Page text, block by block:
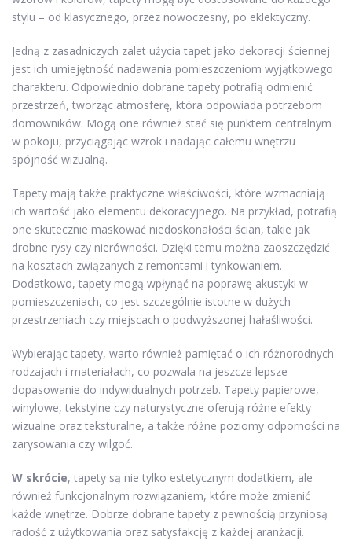
stylu – od klasycznego, przez nowoczesny, po eklektyczny.
Jedną z zasadniczych zalet użycia tapet jako dekoracji ściennej
jest ich umiejętność nadawania pomieszczeniom wyjątkowego
charakteru. Odpowiednio dobrane tapety potrafią odmienić
przestrzeń, tworząc atmosferę, która odpowiada potrzebom
domowników. Mogą one również stać się punktem centralnym
w pokoju, przyciągając wzrok i nadając całemu wnętrzu
spójność wizualną.
Tapety mają także praktyczne właściwości, które wzmacniają
ich wartość jako elementu dekoracyjnego. Na przykład, potrafią
one skutecznie maskować niedoskonałości ścian, takie jak
drobne rysy czy nierówności. Dzięki temu można zaoszczędzić
na kosztach związanych z remontami i tynkowaniem.
Dodatkowo, tapety mogą wpłynąć na poprawę akustyki w
pomieszczeniach, co jest szczególnie istotne w dużych
przestrzeniach czy miejscach o podwyższonej hałaśliwości.
Wybierając tapety, warto również pamiętać o ich różnorodnych
rodzajach i materiałach, co pozwala na jeszcze lepsze
dopasowanie do indywidualnych potrzeb. Tapety papierowe,
winylowe, tekstylne czy naturystyczne oferują różne efekty
wizualne oraz teksturalne, a także różne poziomy odporności na
zarysowania czy wilgoć.
W skrócie, tapety są nie tylko estetycznym dodatkiem, ale
również funkcjonalnym rozwiązaniem, które może zmienić
każde wnętrze. Dobrze dobrane tapety z pewnością przyniosą
radość z użytkowania oraz satysfakcję z każdej aranżacji.